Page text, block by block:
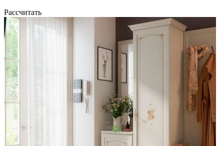
Рассчитать